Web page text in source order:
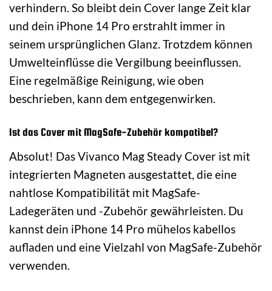
verhindern. So bleibt dein Cover lange Zeit klar
und dein iPhone 14 Pro erstrahlt immer in
seinem ursprünglichen Glanz. Trotzdem können
Umwelteinflüsse die Vergilbung beeinflussen.
Eine regelmäßige Reinigung, wie oben
beschrieben, kann dem entgegenwirken.
Ist das Cover mit MagSafe-Zubehör kompatibel?
Absolut! Das Vivanco Mag Steady Cover ist mit
integrierten Magneten ausgestattet, die eine
nahtlose Kompatibilität mit MagSafe-
Ladegeräten und -Zubehör gewährleisten. Du
kannst dein iPhone 14 Pro mühelos kabellos
aufladen und eine Vielzahl von MagSafe-Zubehör
verwenden.